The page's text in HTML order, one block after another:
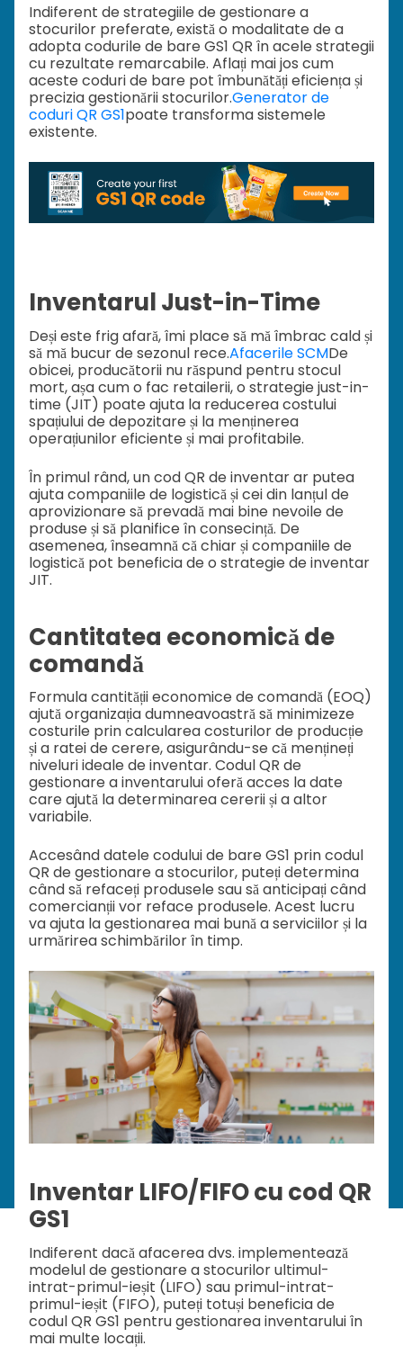
Indiferent de strategiile de gestionare a
stocurilor preferate, există o modalitate de a
adopta codurile de bare GS1 QR în acele strategii
cu rezultate remarcabile. Aflați mai jos cum
aceste coduri de bare pot îmbunătăți eficiența și
precizia gestionării stocurilor.Generator de
coduri QR GS1poate transforma sistemele
existente.
Inventarul Just-in-Time
Deși este frig afară, îmi place să mă îmbrac cald și
să mă bucur de sezonul rece.Afacerile SCMDe
obicei, producătorii nu răspund pentru stocul
mort, așa cum o fac retailerii, o strategie just-in-
time (JIT) poate ajuta la reducerea costului
spațiului de depozitare și la menținerea
operațiunilor eficiente și mai profitabile.
În primul rând, un cod QR de inventar ar putea
ajuta companiile de logistică și cei din lanțul de
aprovizionare să prevadă mai bine nevoile de
produse și să planifice în consecință. De
asemenea, înseamnă că chiar și companiile de
logistică pot beneficia de o strategie de inventar
JIT.
Cantitatea economică de
comandă
Formula cantității economice de comandă (EOQ)
ajută organizația dumneavoastră să minimizeze
costurile prin calcularea costurilor de producție
și a ratei de cerere, asigurându-se că mențineți
niveluri ideale de inventar. Codul QR de
gestionare a inventarului oferă acces la date
care ajută la determinarea cererii și a altor
variabile.
Accesând datele codului de bare GS1 prin codul
QR de gestionare a stocurilor, puteți determina
când să refaceți produsele sau să anticipați când
comercianții vor reface produsele. Acest lucru
va ajuta la gestionarea mai bună a serviciilor și la
urmărirea schimbărilor în timp.
Inventar LIFO/FIFO cu cod QR
GS1
Indiferent dacă afacerea dvs. implementează
modelul de gestionare a stocurilor ultimul-
intrat-primul-ieșit (LIFO) sau primul-intrat-
primul-ieșit (FIFO), puteți totuși beneficia de
codul QR GS1 pentru gestionarea inventarului în
mai multe locații.